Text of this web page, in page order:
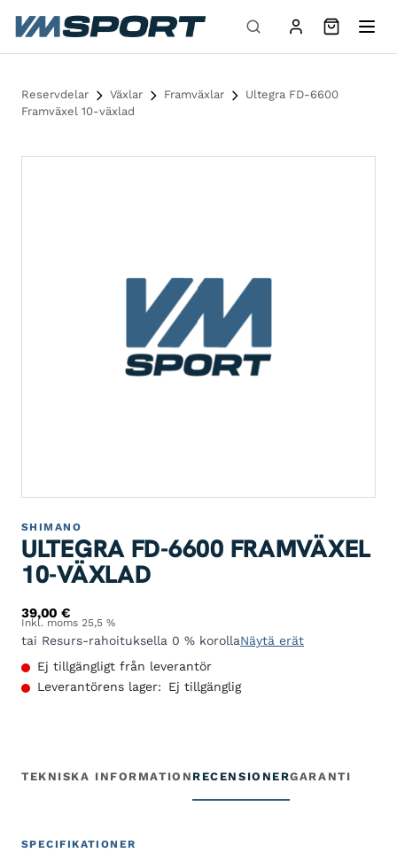
Hoppa till innehåll
Reservdelar Växlar Framväxlar
Ultegra FD-6600
Framväxel 10-växlad
SHIMANO
ULTEGRA FD-6600 FRAMVÄXEL
10-VÄXLAD
39,00€
Inkl. moms 25,5 %
tai Resurs-rahoituksella 0 % korollaNäytä erät
Ej tillgängligt från leverantör
Leverantörens lager:
Ej tillgänglig
TEKNISKA INFORMATION RECENSIONERGARANTI
SPECIFIKATIONER